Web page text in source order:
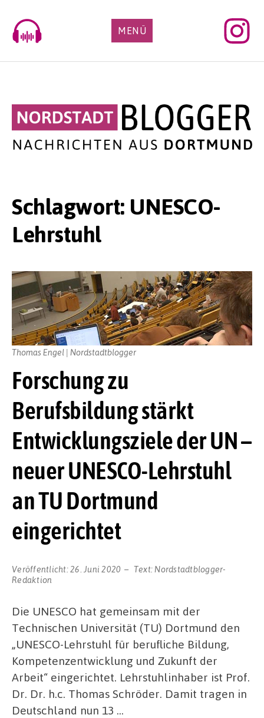
content
MENÜ
Schlagwort: UNESCO-
Lehrstuhl
Forschung zu
Berufsbildung stärkt
Entwicklungsziele der UN –
neuer UNESCO-Lehrstuhl
an TU Dortmund
eingerichtet
Veröffentlicht:26. Juni 2020 Text: Nordstadtblogger-
Redaktion
Thomas Engel | Nordstadtblogger
Die UNESCO hat gemeinsam mit der
Technischen Universität (TU) Dortmund den
„UNESCO-Lehrstuhl für berufliche Bildung,
Kompetenzentwicklung und Zukunft der
Arbeit“ eingerichtet. Lehrstuhlinhaber ist Prof.
Dr. Dr. h.c. Thomas Schröder. Damit tragen in
Deutschland nun 13 …